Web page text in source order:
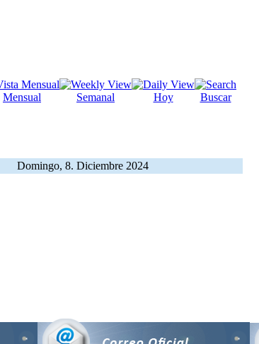
Mensual Semanal Hoy Buscar
Domingo, 8. Diciembre 2024